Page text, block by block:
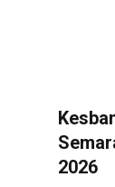
2026